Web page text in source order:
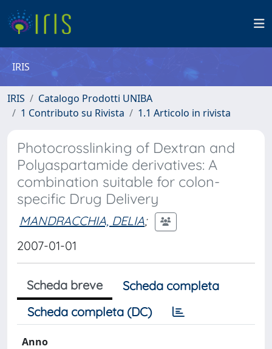
IRIS
IRIS
Catalogo Prodotti UNIBA
1 Contributo su Rivista
1.1 Articolo in rivista
Photocrosslinking of Dextran and
Polyaspartamide derivatives: A
combination suitable for colon-
specific Drug Delivery
MANDRACCHIA, DELIA;
2007-01-01
Scheda breve
Scheda completa
Scheda completa (DC)
Anno